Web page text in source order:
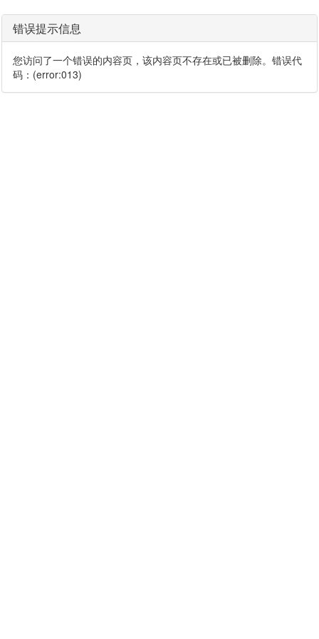
错误提示信息
您访问了一个错误的内容页，该内容页不存在或已被删除。错误代
码：(error:013)